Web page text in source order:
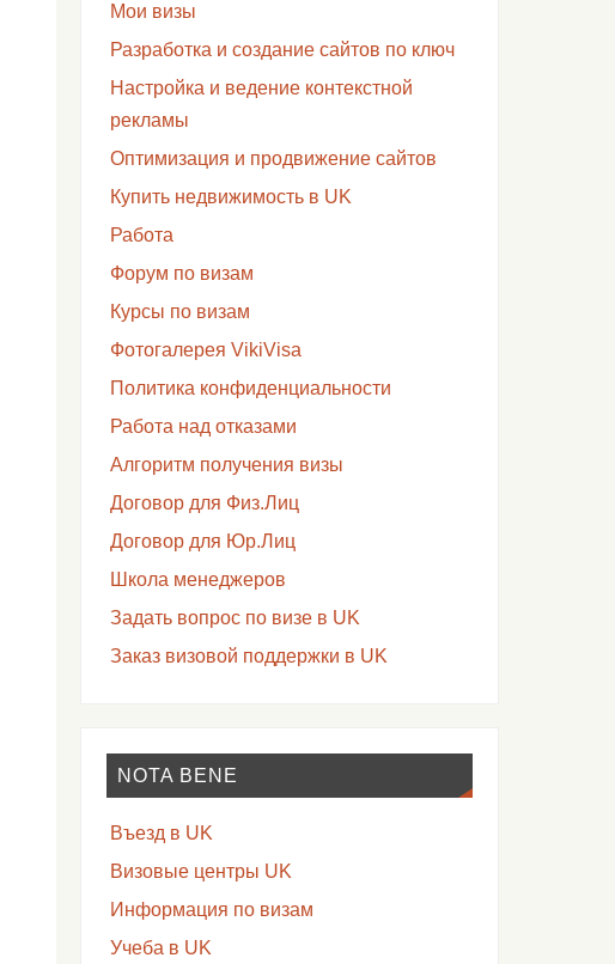
Мои визы
Разработка и создание сайтов по ключ
Настройка и ведение контекстной
рекламы
Оптимизация и продвижение сайтов
Купить недвижимость в UK
Работа
Форум по визам
Курсы по визам
Фотогалерея VikiVisa
Политика конфиденциальности
Работа над отказами
Алгоритм получения визы
Договор для Физ.Лиц
Договор для Юр.Лиц
Школа менеджеров
Задать вопрос по визе в UK
Заказ визовой поддержки в UK
NOTA BENE
Въезд в UK
Визовые центры UK
Информация по визам
Учеба в UK